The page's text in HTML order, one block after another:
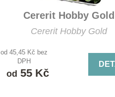
Cererit Hobby Gold
Cererit Hobby Gold
od 45,45 Kč bez
DPH
od 55 Kč